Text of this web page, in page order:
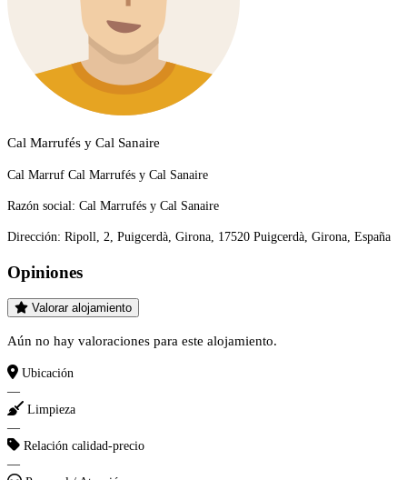
Cal Marrufés y Cal Sanaire
Cal Marruf Cal Marrufés y Cal Sanaire
Razón social: Cal Marrufés y Cal Sanaire
Dirección: Ripoll, 2, Puigcerdà, Girona, 17520 Puigcerdà, Girona, España
Opiniones
Valorar alojamiento
Aún no hay valoraciones para este alojamiento.
Ubicación
—
Limpieza
—
Relación calidad-precio
—